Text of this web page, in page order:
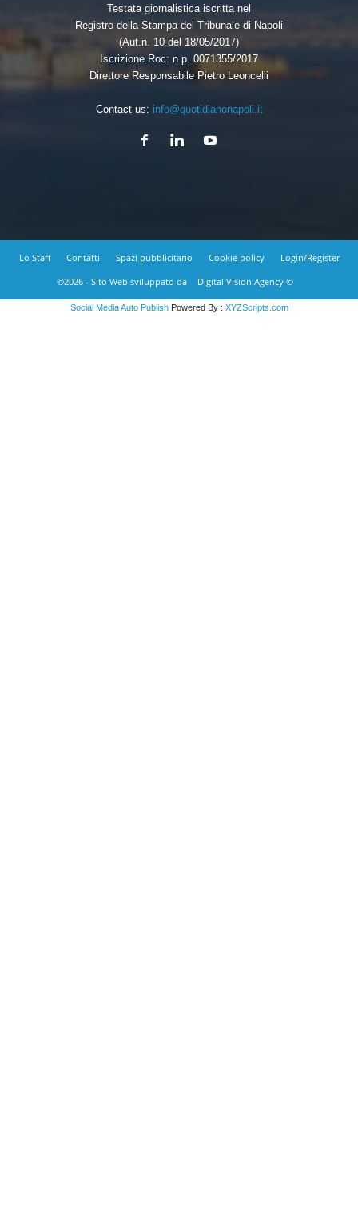
Testata giornalistica iscritta nel
Registro della Stampa del Tribunale di Napoli
(Aut.n. 10 del 18/05/2017)
Iscrizione Roc: n.p. 0071355/2017
Direttore Responsabile Pietro Leoncelli
Contact us: info@quotidianonapoli.it
Lo Staff Contatti Spazi pubblicitario Cookie policy
Login/Register
©2026 - Sito Web sviluppato da
Digital Vision Agency ©
Social Media Auto PublishPowered By : XYZScripts.com